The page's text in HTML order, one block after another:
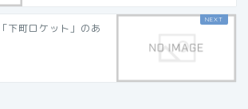
下町ロケット」のあ